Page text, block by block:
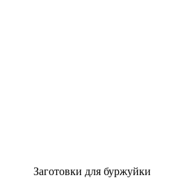
Заготовки для буржуйки